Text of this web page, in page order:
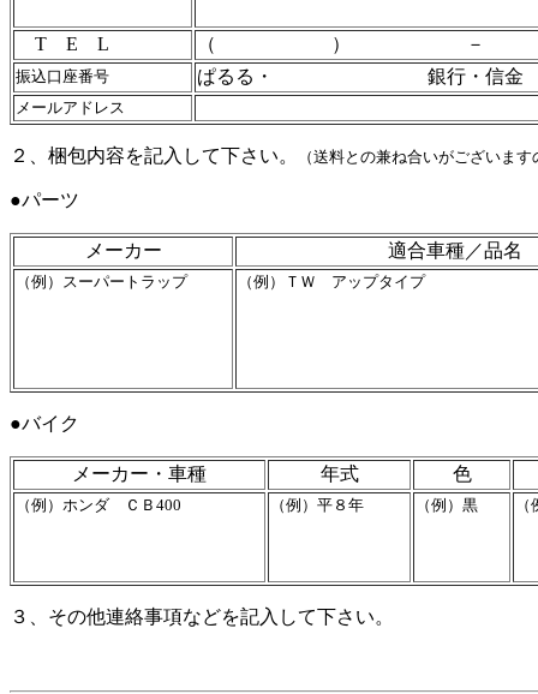
T E L （ ） －
振込口座番号 ぱるる・ 銀行・
メールアドレス
２、梱包内容を記入して下さい。 （送料との兼ね合いがございます
●パーツ
メーカー 適合車種／品名
（例）スーパートラップ （例）ＴＷ アップタイプ
●バイク
メーカー・車種 年式 色
（例）ホンダ ＣＢ400 （例）平８年 （例）黒
３、その他連絡事項などを記入して下さい。